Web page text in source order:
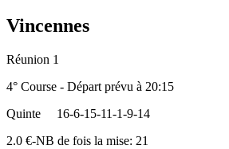
Vincennes
Réunion 1
4° Course - Départ prévu à 20:15
Quinte
16-6-15-11-1-9-14
2.0 €-NB de fois la mise: 21